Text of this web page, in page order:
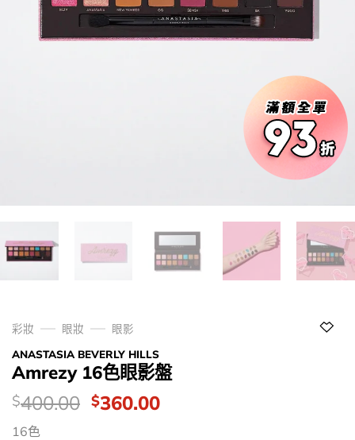
彩妝 眼妝
眼影
ANASTASIA BEVERLY HILLS
Amrezy 16色眼影盤
價
錢：
$400.00 Original
$360.00Current
16色